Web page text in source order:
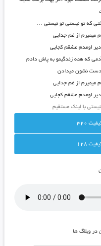
که تو نیستی تو نیستی …
میمیرم از غم جدایی
اومدم عشقم کجایی
که همه زندگیمو به پاش دادم
دست نشون میدادن
میمیرم از غم جدایی
اومدم عشقم کجایی
نیستی با لینک مستقیم
320
128
در وبلاگ ها